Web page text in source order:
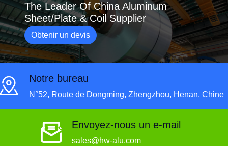
The Leader Of China Aluminum
Sheet/Plate & Coil Supplier
Obtenir un devis
Notre bureau
N°52, Route de Dongming, Zhengzhou, Henan, Chine
Envoyez-nous un e-mail
sales@hw-alu.com